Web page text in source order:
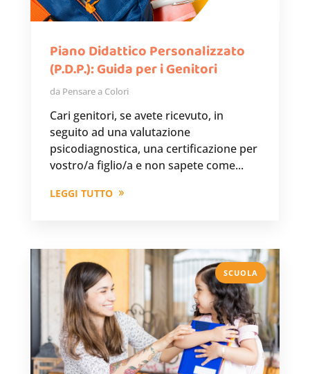
Piano Didattico Personalizzato
(P.D.P.): Guida per i Genitori
da Pensare a Colori
Cari genitori, se avete ricevuto, in
seguito ad una valutazione
psicodiagnostica, una certificazione per
vostro/a figlio/a e non sapete come...
LEGGI TUTTO
SCUOLA